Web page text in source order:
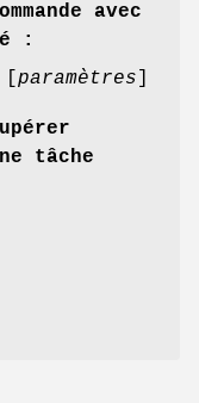
avec
:
paramètres
tâche